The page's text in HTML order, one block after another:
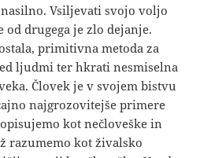
Vsiljevati svojo voljo
od drugega je zlo dejanje.
primitivna metoda za
ljudmi ter hkrati nesmiselna
Človek je v svojem bistvu
najgrozovitejše primere
kot nečloveške in
razumemo kot živalsko